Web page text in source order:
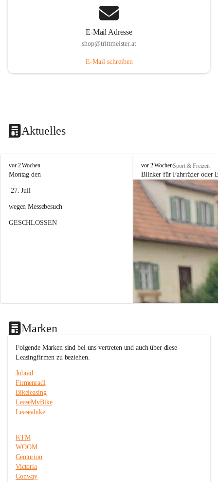
E-Mail Adresse
shop@trittmeister.at
E-Mail schreiben
Aktuelles
F
a
r
a
d
h
r
i
c
vor 2 Wochen
Montag den
27. Juli
wegen Messebesuch
GESCHLOSSEN
F
a
h
r
d
a
n
e
l
&
S
e
r
T
vor 2 WochenSport & Freizeit
Blinker für Fahrräder oder
Marken
Folgende Marken sind bei uns vertreten und auch über diese
Leasingfirmen zu beziehen.
Jobrad
Firmenradl
Bikeleasing
LeaseMyBike
Leaseabike
KTM
WOOM
Centurion
Victoria
Conway